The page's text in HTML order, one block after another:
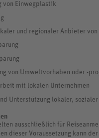
von Einwegplastik
und regionaler Anbieter
von Umweltvorhaben oder -
mit lokalen Unternehmen
Unterstützung lokaler,
ausschließlich für
dieser Voraussetzung kann